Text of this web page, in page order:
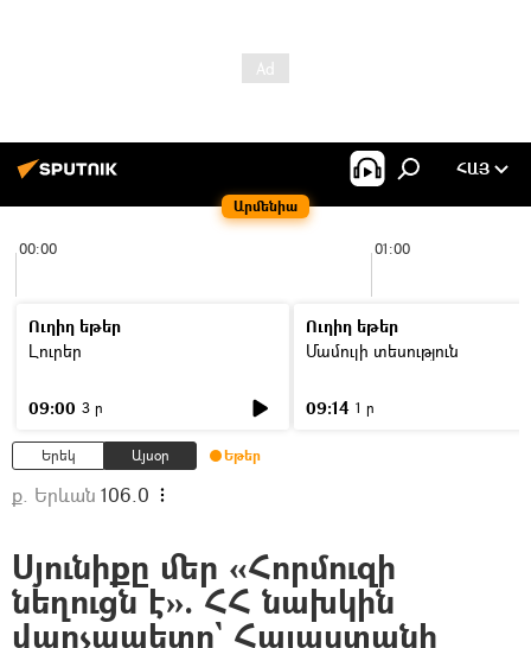
Արմենիա
ՀԱՅ
00:00 01:00
Ուղիղ եթեր
Լուրեր
09:00 3 ր
Ուղիղ եթեր
Մամուլի տեսություն
09:14 1 ր
Երեկ Այսօր Եթեր
ք. Երևան 106.0
Սյունիքը մեր «Հորմուզի
նեղուցն է». ՀՀ նախկին
վարչապետը` Հայաստանի